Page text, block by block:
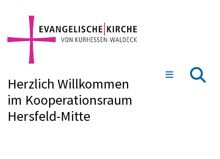
Herzlich Willkommen
im Kooperationsraum
Hersfeld-Mitte